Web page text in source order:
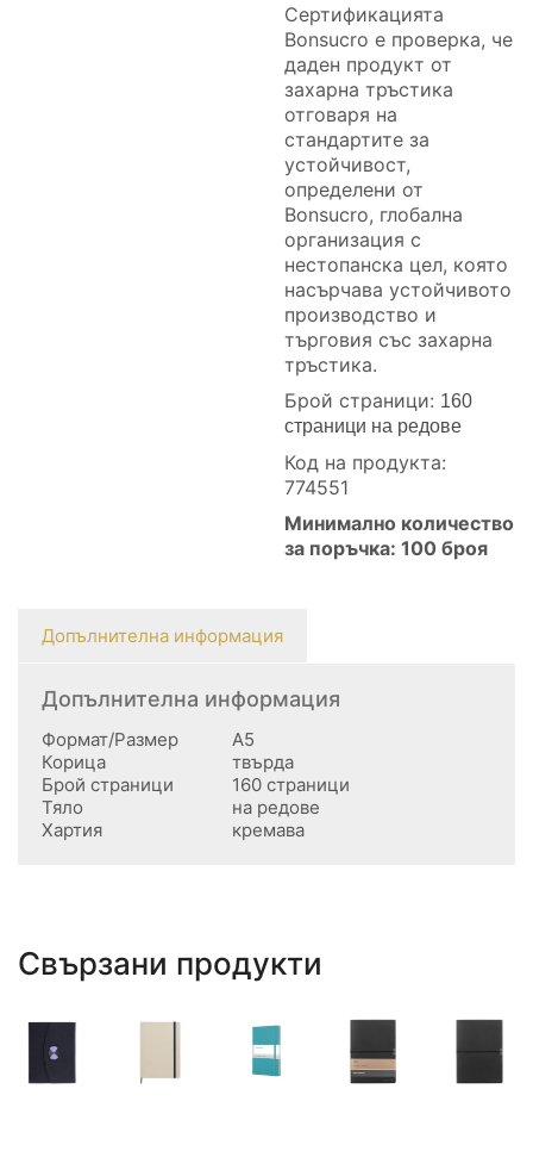
Сертификацията
Bonsucro е проверка, че
даден продукт от
захарна тръстика
отговаря на
стандартите за
устойчивост,
определени от
Bonsucro, глобална
организация с
нестопанска цел, която
насърчава устойчивото
производство и
търговия със захарна
тръстика.
Брой страници: 160
страници на редове
Код на продукта:
774551
Минимално количество
за поръчка: 100 броя
Допълнителна информация
Допълнителна информация
Формат/Размер
А5
Корица
твърда
Брой страници
160 страници
Тяло
на редове
Хартия
кремава
Свързани продукти